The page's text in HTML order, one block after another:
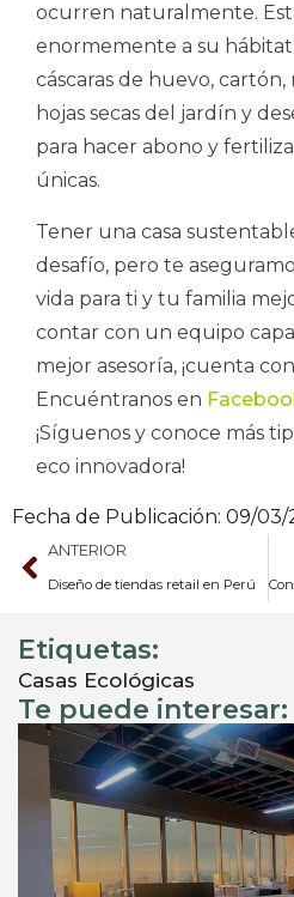
ocurren naturalmente.
enormemente a su hábitat
cáscaras de huevo,
hojas secas del jardín y
para hacer abono y
únicas.
Tener una casa
desafío, pero te
vida para ti y tu familia
contar con un equipo
mejor asesoría, ¡cuenta
Encuéntranos en
¡Síguenos y conoce más
eco innovadora!
Fecha de Publicación: 09/03/
ANTERIOR
Diseño de tiendas retail en Perú
Etiquetas:
Casas Ecológicas
Te puede interesar: